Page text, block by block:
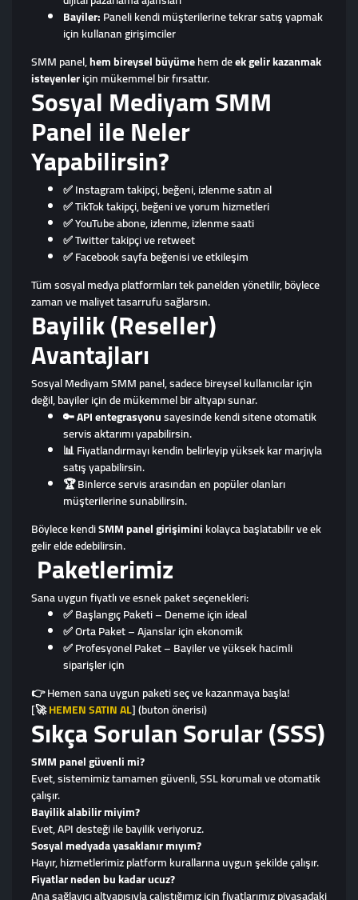
Bayiler:Paneli kendi müşterilerine tekrar satış yapmak
için kullanan girişimciler
SMM panel,hem bireysel büyümehem deek gelir kazanmak
isteyenleriçin mükemmel bir fırsattır.
Sosyal Mediyam SMM
Panel ile Neler
Yapabilirsin?
✅ Instagram takipçi, beğeni, izlenme satın al
✅ TikTok takipçi, beğeni ve yorum hizmetleri
✅ YouTube abone, izlenme, izlenme saati
✅ Twitter takipçi ve retweet
✅ Facebook sayfa beğenisi ve etkileşim
Tüm sosyal medya platformları tek panelden yönetilir, böylece
zaman ve maliyet tasarrufu sağlarsın.
Bayilik (Reseller)
Avantajları
Sosyal Mediyam SMM panel, sadece bireysel kullanıcılar için
değil, bayiler için de mükemmel bir altyapı sunar.
🔑API entegrasyonusayesinde kendi sitene otomatik
servis aktarımı yapabilirsin.
📊 Fiyatlandırmayı kendin belirleyip yüksek kar marjıyla
satış yapabilirsin.
🏆 Binlerce servis arasından en popüler olanları
müşterilerine sunabilirsin.
Böylece kendiSMM panel girişiminikolayca başlatabilir ve ek
gelir elde edebilirsin.
Paketlerimiz
Sana uygun fiyatlı ve esnek paket seçenekleri:
✅ Başlangıç Paketi – Deneme için ideal
✅ Orta Paket – Ajanslar için ekonomik
✅ Profesyonel Paket – Bayiler ve yüksek hacimli
siparişler için
👉 Hemen sana uygun paketi seç ve kazanmaya başla!
[🚀HEMEN SATIN AL] (buton önerisi)
Sıkça Sorulan Sorular (SSS)
SMM panel güvenli mi?
Evet, sistemimiz tamamen güvenli, SSL korumalı ve otomatik
çalışır.
Bayilik alabilir miyim?
Evet, API desteği ile bayilik veriyoruz.
Sosyal medyada yasaklanır mıyım?
Hayır, hizmetlerimiz platform kurallarına uygun şekilde çalışır.
Fiyatlar neden bu kadar ucuz?